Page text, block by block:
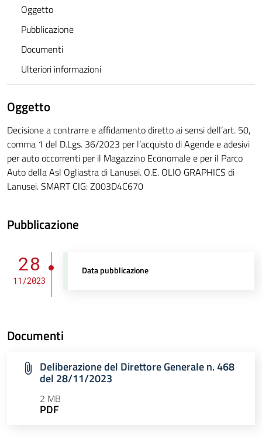
Oggetto
Pubblicazione
Documenti
Ulteriori informazioni
Oggetto
Decisione a contrarre e affidamento diretto ai sensi dell’art. 50,
comma 1 del D.Lgs. 36/2023 per l’acquisto di Agende e adesivi
per auto occorrenti per il Magazzino Economale e per il Parco
Auto della Asl Ogliastra di Lanusei. O.E. OLIO GRAPHICS di
Lanusei. SMART CIG: Z003D4C670
Pubblicazione
28
11/2023
Data pubblicazione
Documenti
Deliberazione del Direttore Generale n. 468
del 28/11/2023
2 MB
PDF